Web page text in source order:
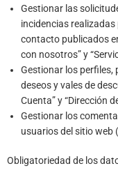
Gestionar las
incidencias
contacto publicados
con nosotros” y
Gestionar los perfiles,
deseos y vales de
Cuenta” y “Dirección
Gestionar los
usuarios del sitio web
Obligatoriedad de los